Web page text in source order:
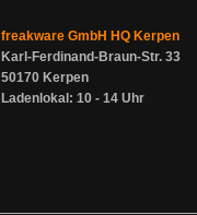
freakware GmbH HQ Kerpen
Karl-Ferdinand-Braun-Str. 33
50170 Kerpen
Ladenlokal: 10 - 14 Uhr